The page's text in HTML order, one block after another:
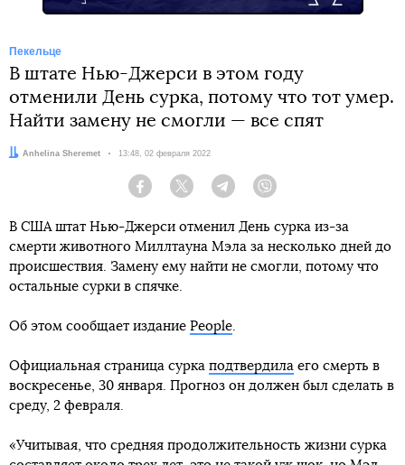
Пекельце
В штате Нью-Джерси в этом году
отменили День сурка, потому что тот умер.
Найти замену не смогли — все спят
Автор:
Anhelina Sheremet Дата:
13:48, 02 февраля 2022
Facebook Twitter Telegram
В США штат Нью-Джерси отменил День сурка из-за
смерти животного Миллтауна Мэла за несколько дней до
происшествия. Замену ему найти не смогли, потому что
остальные сурки в спячке.
Об этом сообщает издание People.
Официальная страница сурка подтвердила его смерть в
воскресенье, 30 января. Прогноз он должен был сделать в
среду, 2 февраля.
«Учитывая, что средняя продолжительность жизни сурка